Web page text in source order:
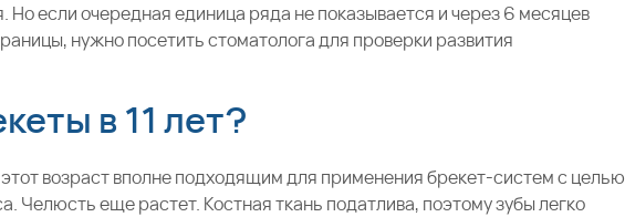
Но если очередная единица ряда не показывается и через 6 месяцев
нужно посетить стоматолога для проверки развития
в 11 лет?
возраст вполне подходящим для применения брекет-систем с целью
Челюсть еще растет. Костная ткань податлива, поэтому зубы легко